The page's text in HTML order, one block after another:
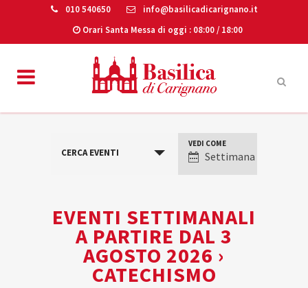
010 540650
info@basilicadicarignano.it
Orari Santa Messa di oggi : 08:00 / 18:00
CERCA EVENTI
VISUALIZZAZIONI
EVENTO
VEDI COME
Settimana
EVENTI SETTIMANALI
A PARTIRE DAL 3
AGOSTO 2026 ›
CATECHISMO